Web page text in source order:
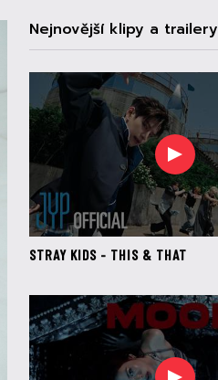
Nejnovější klipy a trailery
STRAY KIDS - THIS & THAT